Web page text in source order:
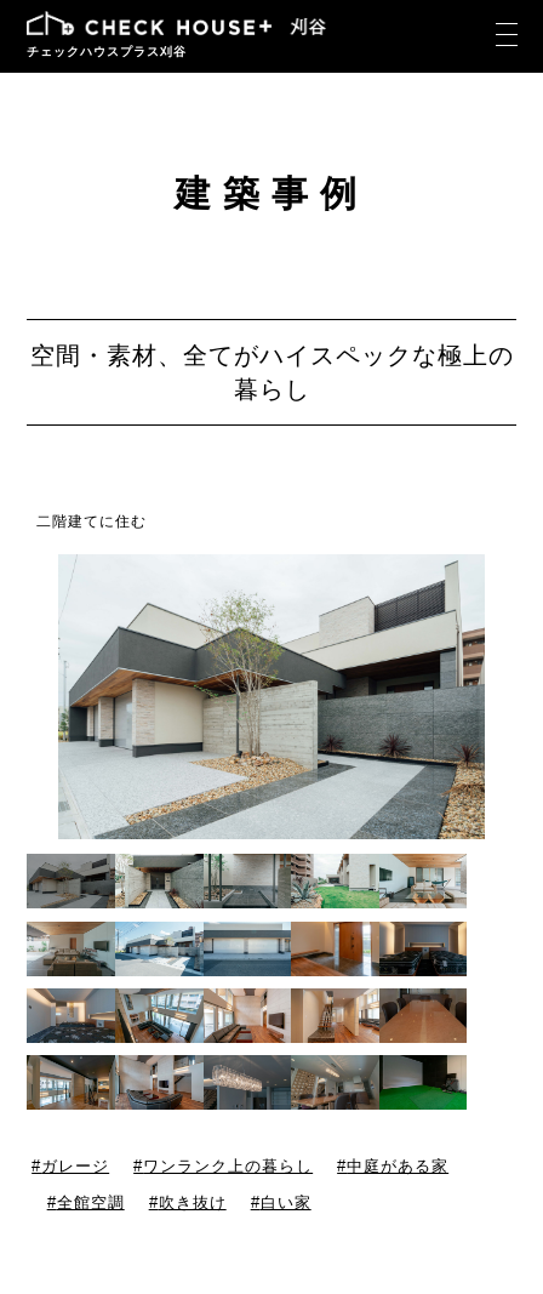
チェックハウスプラス刈谷
建築事例
空間・素材、全てがハイスペックな極上の
暮らし
二階建てに住む
ガレージ ワンランク上の暮らし 中庭がある家
全館空調 吹き抜け 白い家